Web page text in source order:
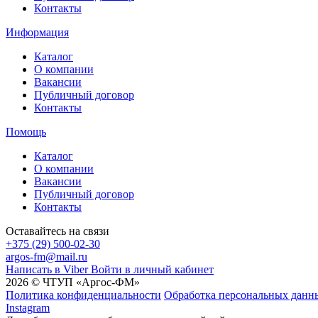
Контакты
Информация
Каталог
О компании
Вакансии
Публичный договор
Контакты
Помощь
Каталог
О компании
Вакансии
Публичный договор
Контакты
Оставайтесь на связи
+375 (29) 500-02-30
argos-fm@mail.ru
Написать в Viber Войти в личный кабинет
2026 © ЧТУП «Аргос-ФМ»
Политика конфиденциальности Обработка персональных
Instagram